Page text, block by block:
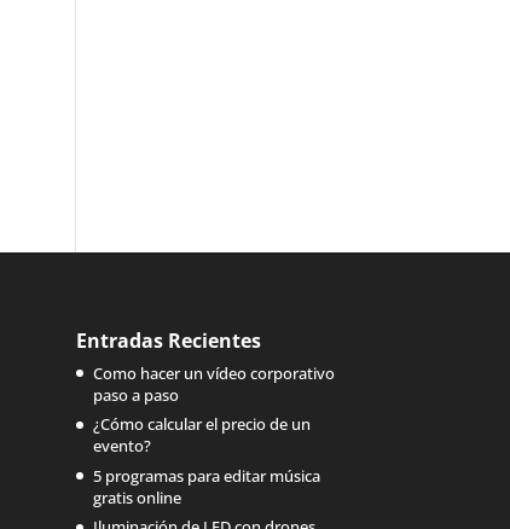
Entradas Recientes
Como hacer un vídeo corporativo
paso a paso
¿Cómo calcular el precio de un
evento?
5 programas para editar música
gratis online